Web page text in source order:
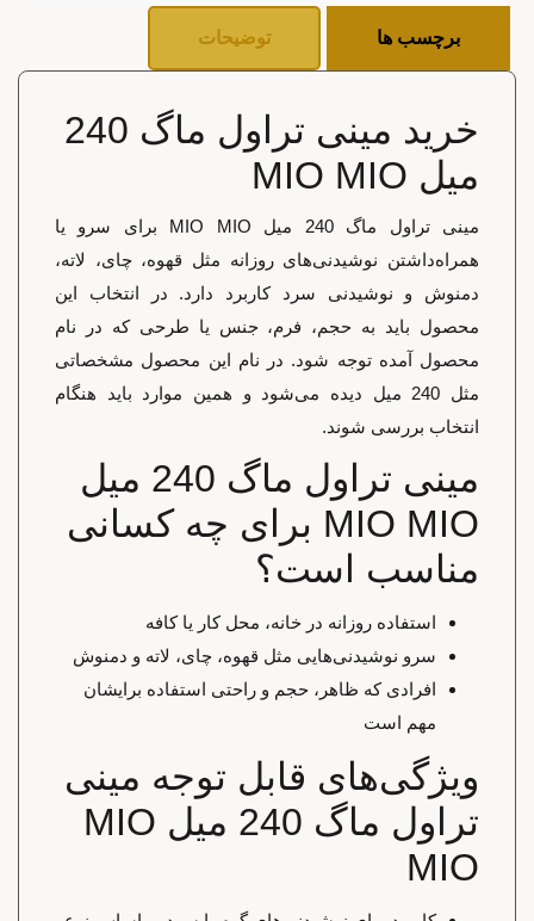
توضیحات برچسب ها
خرید مینی تراول ماگ 240
میل MIO MIO
مینی تراول ماگ 240 میل MIO MIO برای سرو یا
همراه‌داشتن نوشیدنی‌های روزانه مثل قهوه، چای، لاته،
دمنوش و نوشیدنی سرد کاربرد دارد. در انتخاب این
محصول باید به حجم، فرم، جنس یا طرحی که در نام
محصول آمده توجه شود. در نام این محصول مشخصاتی
مثل 240 میل دیده می‌شود و همین موارد باید هنگام
انتخاب بررسی شوند.
مینی تراول ماگ 240 میل
MIO MIO برای چه کسانی
مناسب است؟
استفاده روزانه در خانه، محل کار یا کافه
سرو نوشیدنی‌هایی مثل قهوه، چای، لاته و دمنوش
افرادی که ظاهر، حجم و راحتی استفاده برایشان
مهم است
ویژگی‌های قابل توجه مینی
تراول ماگ 240 میل MIO
MIO